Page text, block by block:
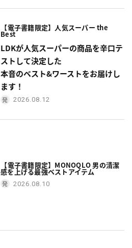
【電子書籍限定】人気スーパー the
Best
LDKが人気スーパーの商品を辛口テ
ストして決定した
本音のベスト&ワーストをお届けし
ます！
2026.08.12
【電子書籍限定】MONOQLO 男の清潔
感を上げる最強ベストアイテム
2026.08.10